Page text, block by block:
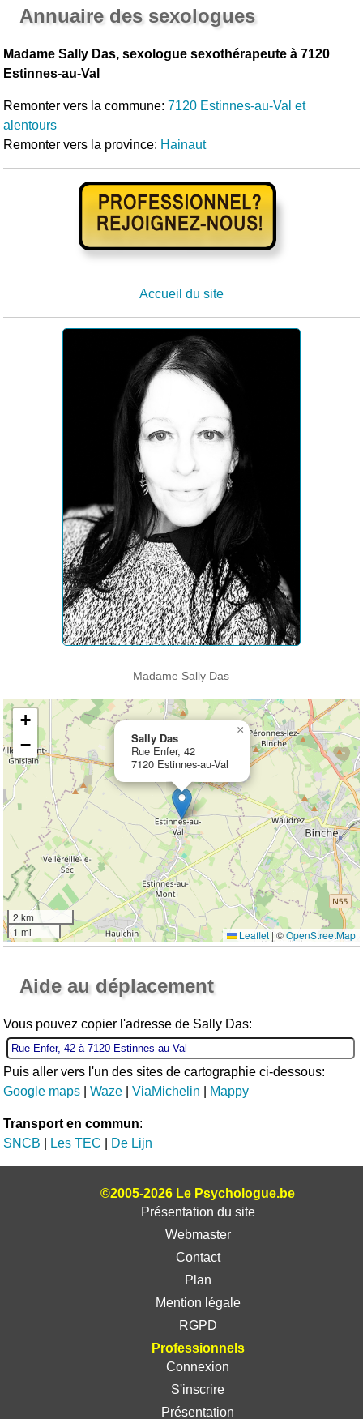
Annuaire des sexologues
Madame Sally Das, sexologue sexothérapeute à 7120
Estinnes-au-Val
Remonter vers la commune:7120 Estinnes-au-Val et
alentours
Remonter vers la province: Hainaut
Accueil du site
Madame Sally Das
Sally Das
Rue Enfer, 42
7120 Estinnes-au-Val
×
+
−
2 km
1 mi
Leaflet | ©OpenStreetMap
Aide au déplacement
Vous pouvez copier l'adresse de Sally Das:
Puis aller vers l'un des sites de cartographie ci-dessous:
Google maps |Waze |ViaMichelin Mappy
Transport en commun:
SNCB
Les TEC De Lijn
©2005-2026 Le Psychologue.be
Présentation du site
Webmaster
Contact
Plan
Mention légale
RGPD
Professionnels
Connexion
S'inscrire
Présentation